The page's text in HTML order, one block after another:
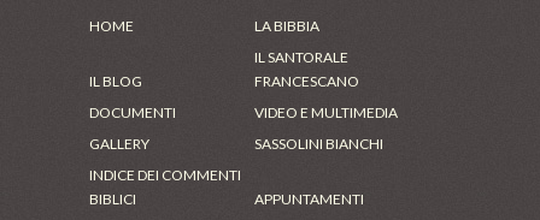
HOME LA BIBBIA
IL BLOG
IL SANTORALE
FRANCESCANO
DOCUMENTI
VIDEO E MULTIMEDIA
GALLERY
SASSOLINI BIANCHI
INDICE DEI COMMENTI
BIBLICI
APPUNTAMENTI